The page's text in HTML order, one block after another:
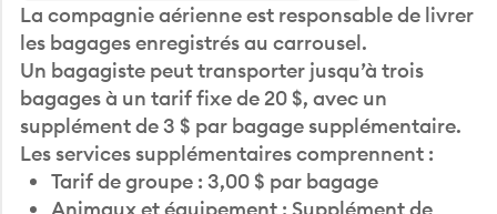
La compagnie aérienne est responsable de livrer
les bagages enregistrés au carrousel.
Un bagagiste peut transporter jusqu’à trois
bagages à un tarif fixe de 20 $, avec un
supplément de 3 $ par bagage supplémentaire.
Les services supplémentaires comprennent :
Tarif de groupe : 3,00 $ par bagage
Animaux et équipement : Supplément de